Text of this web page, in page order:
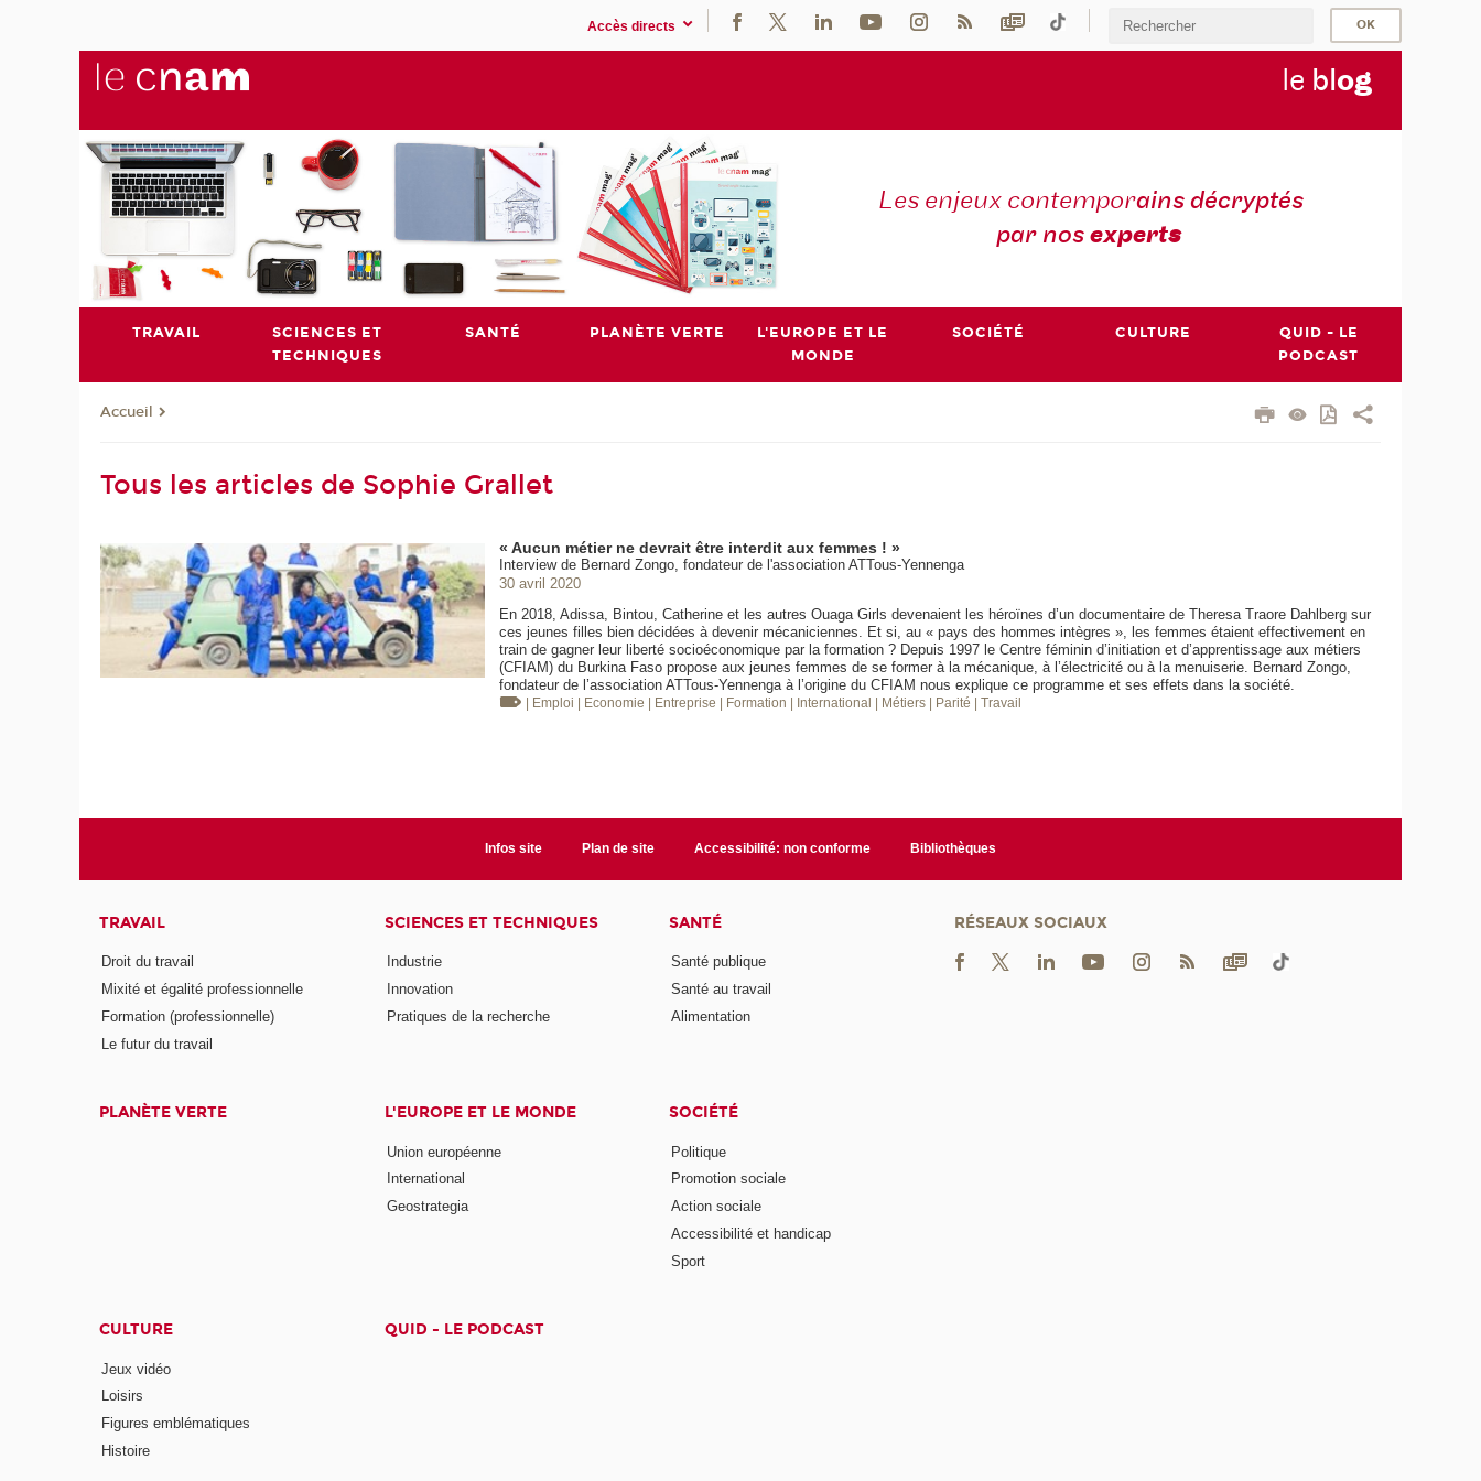
Accès directs
le blog
Les enjeux contemporains décryptés
par nosexperts
TRAVAIL
SCIENCES ET
TECHNIQUES
SANTÉ PLANÈTE VERTE
L'EUROPE ET LE
MONDE
SOCIÉTÉ CULTURE
QUID - LE
PODCAST
Accueil
Tous les articles de Sophie Grallet
« Aucun métier ne devrait être interdit aux femmes ! »
Interview de Bernard Zongo, fondateur de l'association ATTous-Yennenga
30 avril 2020
En 2018, Adissa, Bintou, Catherine et les autres Ouaga Girls devenaient les héroïnes d’un documentaire de Theresa Traore Dahlberg sur
ces jeunes filles bien décidées à devenir mécaniciennes. Et si, au « pays des hommes intègres », les femmes étaient effectivement en
train de gagner leur liberté socioéconomique par la formation ? Depuis 1997 le Centre féminin d’initiation et d’apprentissage aux métiers
(CFIAM) du Burkina Faso propose aux jeunes femmes de se former à la mécanique, à l’électricité ou à la menuiserie. Bernard Zongo,
fondateur de l’association ATTous-Yennenga à l’origine du CFIAM nous explique ce programme et ses effets dans la société.
| Emploi | Economie | Entreprise | Formation | International | Métiers | Parité | Travail
Infos site Plan de site Accessibilité: non conforme Bibliothèques
TRAVAIL
Droit du travail
Mixité et égalité professionnelle
Formation (professionnelle)
Le futur du travail
SCIENCES ET TECHNIQUES
Industrie
Innovation
Pratiques de la recherche
SANTÉ
Santé publique
Santé au travail
Alimentation
PLANÈTE VERTE L'EUROPE ET LE MONDE
Union européenne
International
Geostrategia
SOCIÉTÉ
Politique
Promotion sociale
Action sociale
Accessibilité et handicap
Sport
CULTURE
Jeux vidéo
Loisirs
Figures emblématiques
Histoire
QUID - LE PODCAST
RÉSEAUX SOCIAUX